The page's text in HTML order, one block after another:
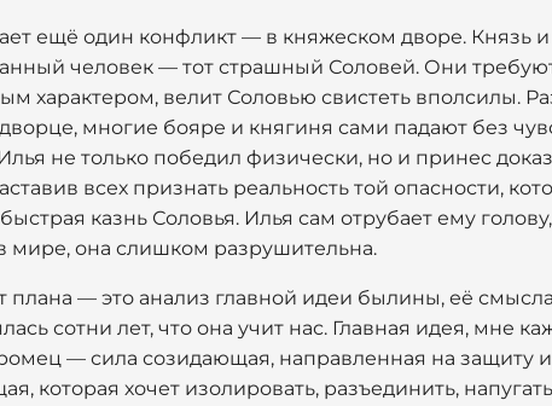
ещё один конфликт — в княжеском дворе. Князь и
человек — тот страшный Соловей. Они требуют
характером, велит Соловью свистеть вполсилы.
многие бояре и княгиня сами падают без
не только победил физически, но и принес
всех признать реальность той опасности,
казнь Соловья. Илья сам отрубает ему
мире, она слишком разрушительна.
плана — это анализ главной идеи былины, её
сотни лет, что она учит нас. Главная идея, мне
— сила созидающая, направленная на защиту
которая хочет изолировать, разъединить,